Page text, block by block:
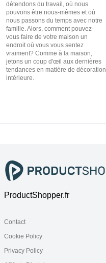
détendons du travail, où nous
pouvons être nous-mêmes et où
nous passons du temps avec notre
famille. Alors, comment pouvez-
vous faire de votre maison un
endroit où vous vous sentez
vraiment? Comme à la maison,
jetons un coup d'œil aux dernières
tendances en matière de décoration
intérieure.
ProductShopper.fr
Contact
Cookie Policy
Privacy Policy